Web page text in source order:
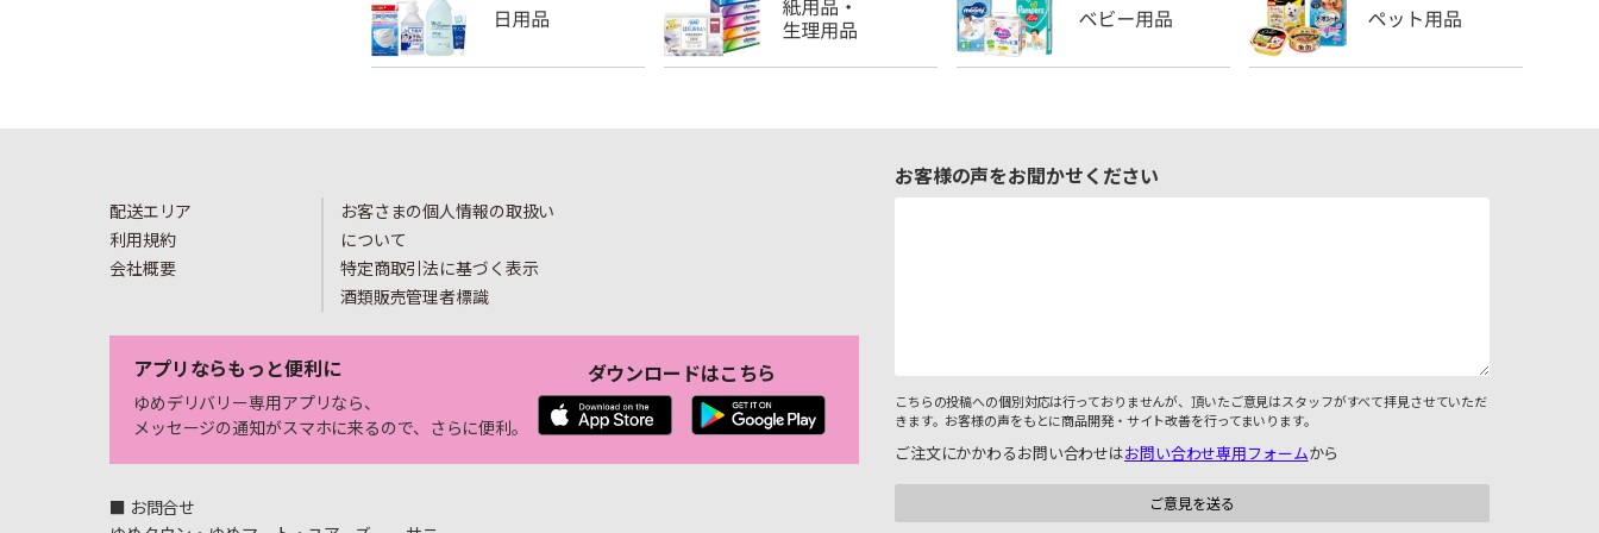
配送エリア
利用規約
会社概要
お客さまの個人情報の取扱い
について
特定商取引法に基づく表示
酒類販売管理者標識
アプリならもっと便利に
ゆめデリバリー専用アプリなら、
メッセージの通知がスマホに来るので、さらに便利。
ダウンロードはこちら
■ お問合せ
お客様の声をお聞かせください
こちらの投稿への個別対応は行っておりませんが、頂いたご意見はスタッフがすべて拝見させていただ
きます。お客様の声をもとに商品開発・サイト改善を行ってまいります。
ご注文にかかわるお問い合わせはお問い合わせ専用フォームから